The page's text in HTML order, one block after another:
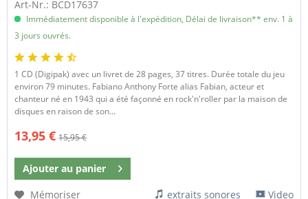
Art-Nr.: BCD17637
Immédiatement disponible à l'expédition, Délai de livraison** env. 1 à
3 jours ouvrés.
1 CD (Digipak) avec un livret de 28 pages, 37 titres. Durée totale du jeu
environ 79 minutes. Fabiano Anthony Forte alias Fabian, acteur et
chanteur né en 1943 qui a été façonné en rock'n'roller par la maison de
disques en raison de son...
13,95 € 15,95 €
Ajouter au panier
Mémoriser
extraits sonores Video